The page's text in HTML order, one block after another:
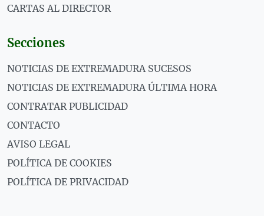
CARTAS AL DIRECTOR
Secciones
NOTICIAS DE EXTREMADURA SUCESOS
NOTICIAS DE EXTREMADURA ÚLTIMA HORA
CONTRATAR PUBLICIDAD
CONTACTO
AVISO LEGAL
POLÍTICA DE COOKIES
POLÍTICA DE PRIVACIDAD